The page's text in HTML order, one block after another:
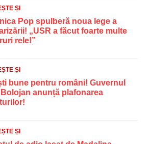
ȘI
Pop spulberă noua lege a
„USR a făcut foarte multe
rele!”
ȘI
bune pentru români! Guvernul
Bolojan anunță plafonarea
ȘI